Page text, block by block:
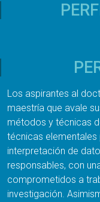
Los aspirantes al
maestría que avale
métodos y técnicas
técnicas elementales
interpretación de
responsables, con
comprometidos a
investigación.